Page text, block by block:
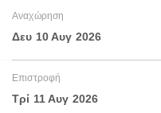
Αναχώρηση
Δευ 10 Αυγ 2026
Επιστροφή
Τρί 11 Αυγ 2026